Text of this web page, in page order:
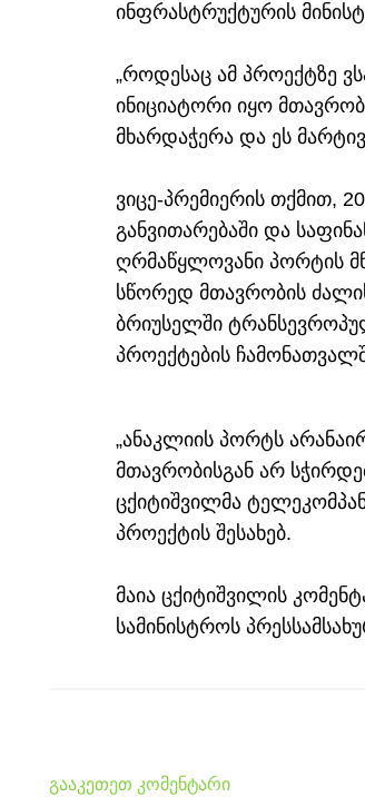
ინფრასტრუქტურის
„როდესაც ამ პროექტზე
ინიციატორი იყო
მხარდაჭერა და ეს
ვიცე-პრემიერის თქმით,
განვითარებაში და
ღრმაწყლოვანი პორტის
სწორედ მთავრობის
ბრიუსელში
პროექტების
„ანაკლიის პორტს
მთავრობისგან არ
ცქიტიშვილმა
პროექტის შესახებ.
მაია ცქიტიშვილის
სამინისტროს
გააკეთეთ კომენტარი